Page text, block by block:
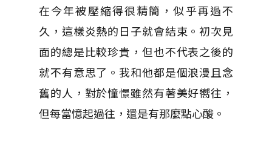
在今年被壓縮得很精簡，似乎再過不
久，這樣炎熱的日子就會結束。初次見
面的總是比較珍貴，但也不代表之後的
就不有意思了。我和他都是個浪漫且念
舊的人，對於憧憬雖然有著美好嚮往，
但每當憶起過往，還是有那麼點心酸。